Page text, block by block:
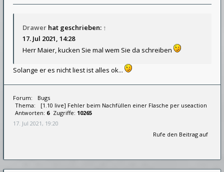
Drawer hat geschrieben: ↑
17. Jul 2021, 14:28
Herr Maier, kucken Sie mal wem Sie da schreiben
Solange er es nicht liest ist alles ok...
Forum:
Bugs
Thema:
[1.10 live] Fehler beim Nachfüllen einer Flasche per useaction
Antworten: 6 Zugriffe: 10265
17. Jul 2021, 19:20
Rufe den Beitrag auf